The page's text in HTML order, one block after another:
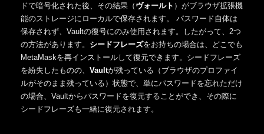
ドで暗号化された後、その結果（ ヴォールト ）がブラウザ拡張機
能のストレージにローカルで保存されます。 パスワード自体は
保存されず、Vaultの復号にのみ使用されます。したがって、2つ
の方法があります。 シードフレーズをお持ちの場合は、どこでも
MetaMaskを再インストールして復元できます。シードフレーズ
を紛失したものの、 Vaultが残っている（ブラウザのプロファイ
ルがそのまま残っている）状態で、単にパスワードを忘れただけ
の場合、Vaultからパスワードを復元することができ、その際に
シードフレーズも一緒に復元されます。